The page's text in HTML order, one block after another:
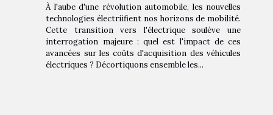
À l'aube d'une révolution automobile, les nouvelles
technologies électriifient nos horizons de mobilité.
Cette transition vers l'électrique soulève une
interrogation majeure : quel est l'impact de ces
avancées sur les coûts d'acquisition des véhicules
électriques ? Décortiquons ensemble les...